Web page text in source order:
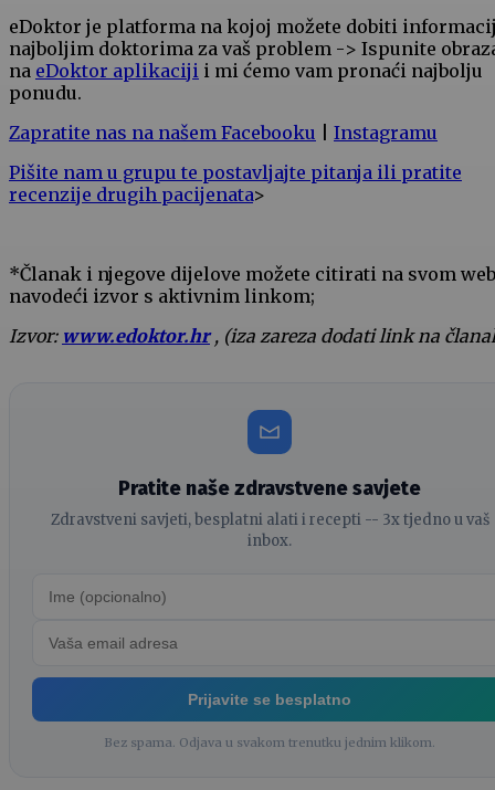
eDoktor je platforma na kojoj možete dobiti
najboljim doktorima za vaš problem -> Ispunite
na eDoktor aplikaciji i mi ćemo vam pronaći najbolju
ponudu.
Zapratite nas na našem Facebooku
Instagramu
Pišite nam u grupu te postavljajte pitanja ili pratite
recenzije drugih pacijenata>
*Članak i njegove dijelove možete citirati na svom
navodeći izvor s aktivnim linkom;
Izvor: www.edoktor.hr, (iza zareza dodati link na
Pratite naše zdravstvene savjete
Zdravstveni savjeti, besplatni alati i recepti -- 3x tjedno u vaš
inbox.
Prijavite se besplatno
Bez spama. Odjava u svakom trenutku jednim klikom.